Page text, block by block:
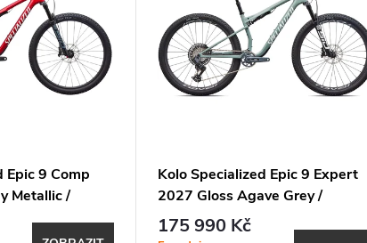
Epic 9 Comp
Metallic /
Kolo Specialized Epic 9 Expert
2027 Gloss Agave Grey /
Metallic White Silver
175 990 Kč